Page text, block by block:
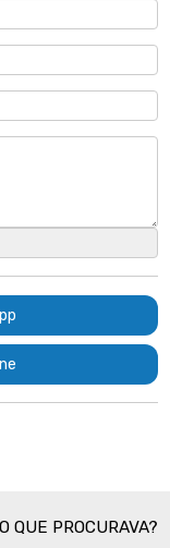
QUE PROCURAVA?